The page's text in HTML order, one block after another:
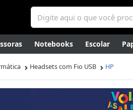
Notebooks Escolar
Gamers Higiene Mídias
Headsets com Fio USB HP